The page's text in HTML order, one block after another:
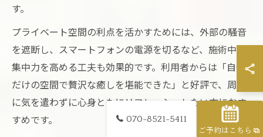
す。
プライベート空間の利点を活かすためには、外部の騒音
を遮断し、スマートフォンの電源を切るなど、施術中の
集中力を高める工夫も効果的です。利用者からは「自分
だけの空間で贅沢な癒しを堪能できた」と好評で、周囲
に気を遣わずに心身ともにリフレッシュしたい方におす
すめです。
070-8521-5411
ご予約はこちら